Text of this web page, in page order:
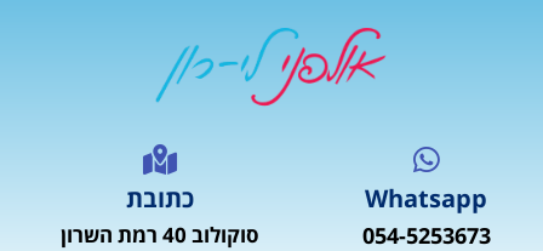
Whatsapp
054-5253673
כתובת
סוקולוב 40 רמת השרון